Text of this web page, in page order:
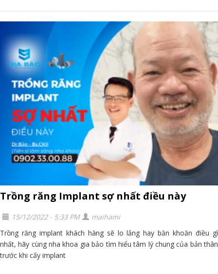
Trồng răng Implant sợ nhất điều này
15/12/2022 - 5:33 PM
maihami
Trồng răng implant khách hàng sẽ lo lắng hay băn khoăn điều gì
nhất, hãy cùng nha khoa gia bảo tìm hiểu tâm lý chung của bản thân
trước khi cấy implant